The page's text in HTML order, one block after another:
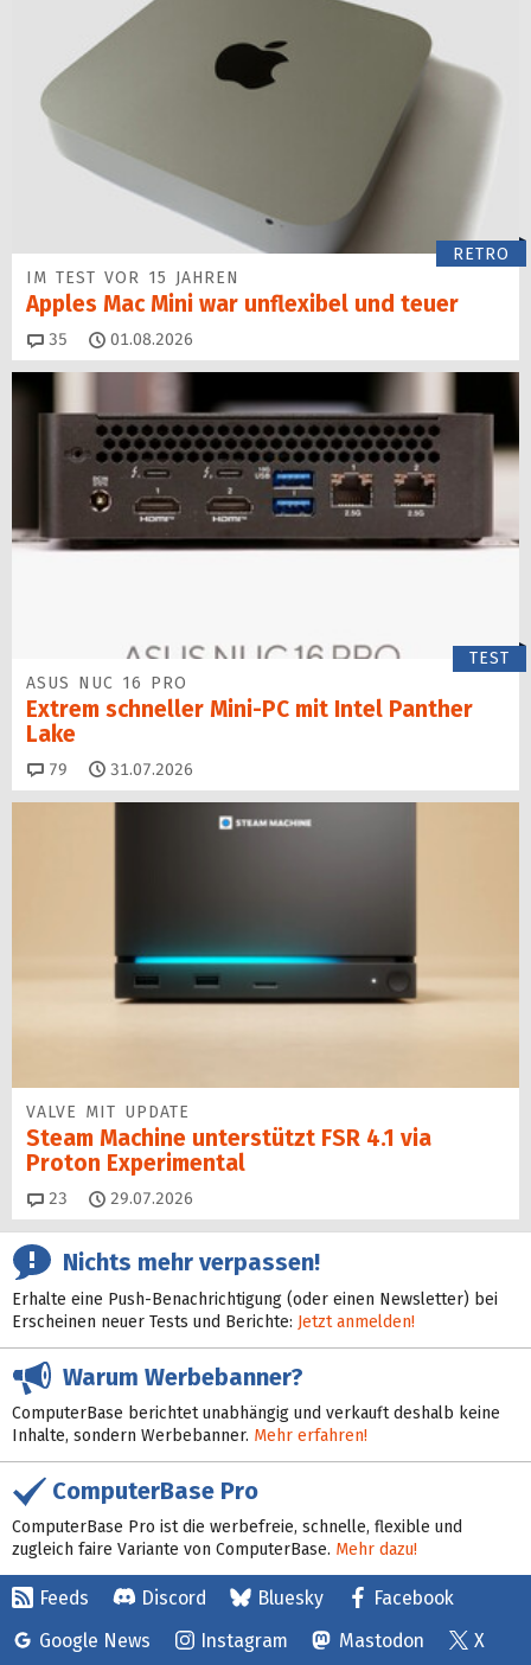
RETRO
IM TEST VOR 15 JAHREN
Apples Mac Mini war unflexibel und teuer
35 Kommentare
01.08.2026
TEST
ASUS NUC 16 PRO
Extrem schneller Mini-PC mit Intel Panther
Lake
79 Kommentare
31.07.2026
VALVE MIT UPDATE
Steam Machine unterstützt FSR 4.1 via
Proton Experimental
23 Kommentare
29.07.2026
Nichts mehr verpassen!
Erhalte eine Push-Benachrichtigung (oder einen Newsletter) bei
Erscheinen neuer Tests und Berichte: Jetzt anmelden!
Warum Werbebanner?
ComputerBase berichtet unabhängig und verkauft deshalb keine
Inhalte, sondern Werbebanner. Mehr erfahren!
ComputerBase Pro
ComputerBase Pro ist die werbefreie, schnelle, flexible und
zugleich faire Variante von ComputerBase. Mehr dazu!
Feeds Discord Bluesky
Facebook
Google News
Instagram Mastodon X